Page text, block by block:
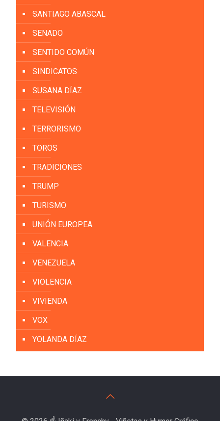
SANTIAGO ABASCAL
SENADO
SENTIDO COMÚN
SINDICATOS
SUSANA DÍAZ
TELEVISIÓN
TERRORISMO
TOROS
TRADICIONES
TRUMP
TURISMO
UNIÓN EUROPEA
VALENCIA
VENEZUELA
VIOLENCIA
VIVIENDA
VOX
YOLANDA DÍAZ